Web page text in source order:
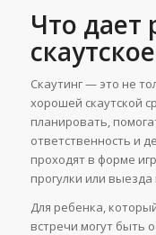
Что дает
Скаутинг — это не
хорошей скаутской
планировать,
ответственность и
проходят в форме
прогулки или
Для ребенка,
встречи могут быть